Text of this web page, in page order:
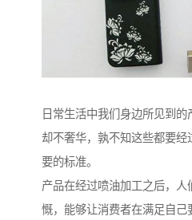
日常生活中我们身边所见到
却不奢华，孰不知这些都要
要的标准。
产品在经过喷油加工之后，
慨，能够让消费者在满足自